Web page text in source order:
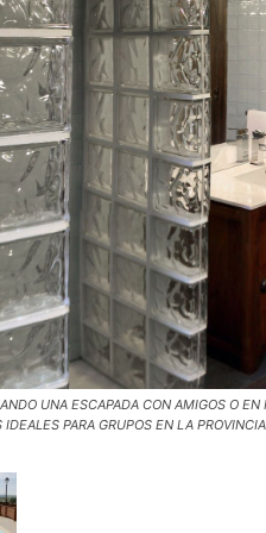
UNA ESCAPADA CON AMIGOS O
IDEALES PARA GRUPOS EN LA